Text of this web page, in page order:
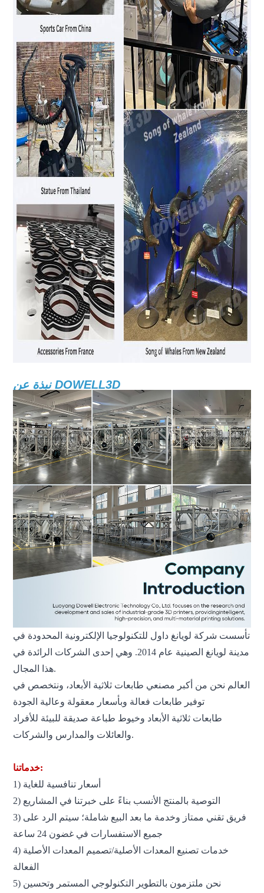
نبذة عن DOWELL3D
تأسست شركة لويانغ داول للتكنولوجيا الإلكترونية المحدودة في
مدينة لويانغ الصينية عام 2014. وهي إحدى الشركات الرائدة في
هذا المجال.
العالم نحن من أكبر مصنعي طابعات ثلاثية الأبعاد، ونتخصص في
طابعات ثلاثية الأبعاد وخيوط طباعة صديقة للبيئة للأفراد
والعائلات والمدارس والشركات.
خدماتنا:
1) أسعار تنافسية للغاية
2) التوصية بالمنتج الأنسب بناءً على خبرتنا في المشاريع
3) فريق تقني ممتاز وخدمة ما بعد البيع شاملة؛ سيتم الرد على
جميع الاستفسارات في غضون 24 ساعة
4) خدمات تصنيع المعدات الأصلية/تصميم المعدات الأصلية
الفعالة
5) نحن ملتزمون بالتطوير التكنولوجي المستمر وتحسين